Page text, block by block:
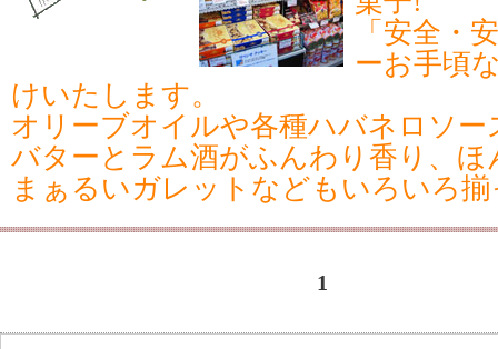
「安全・
ーお手頃
けいたします。
オリーブオイルや各種ハバネロソー
バターとラム酒がふんわり香り、ほ
まぁるいガレットなどもいろいろ
1